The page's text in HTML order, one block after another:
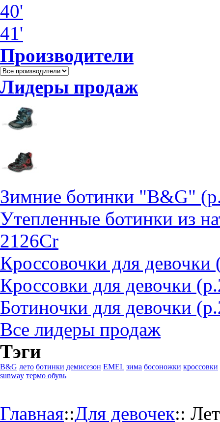
40'
41'
Производители
Лидеры продаж
Зимние ботинки "B&G"
Утепленные ботинки из
2126Cr
Кроссовочки для
Кроссовки для девочки
Ботиночки для девочки
Все лидеры продаж
Тэги
B&G лето ботинки демисезон EMEL зима босоножки кроссовки
sunway термо обувь
Главная::Для девочек::